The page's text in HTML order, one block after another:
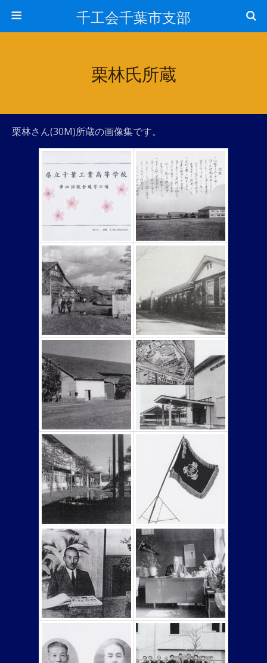
千工会千葉市支部
栗林氏所蔵
栗林さん(30M)所蔵の画像集です。